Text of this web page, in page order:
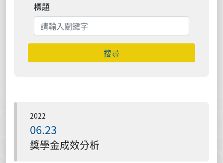
標題
搜尋
2022
06.23
獎學金成效分析